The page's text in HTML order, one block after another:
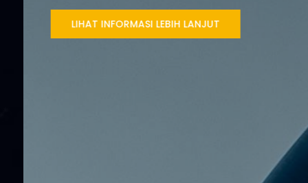
LIHAT INFORMASI LEBIH LANJUT